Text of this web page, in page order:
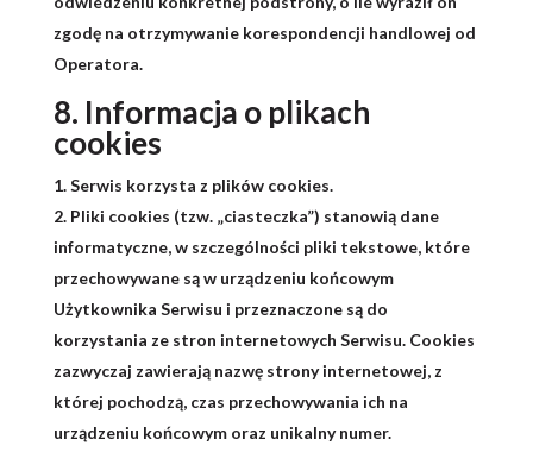
zgodę na otrzymywanie korespondencji handlowej od
Operatora.
8. Informacja o plikach
cookies
Serwis korzysta z plików cookies.
Pliki cookies (tzw. „ciasteczka”) stanowią dane
informatyczne, w szczególności pliki tekstowe, które
przechowywane są w urządzeniu końcowym
Użytkownika Serwisu i przeznaczone są do
korzystania ze stron internetowych Serwisu. Cookies
zazwyczaj zawierają nazwę strony internetowej, z
której pochodzą, czas przechowywania ich na
urządzeniu końcowym oraz unikalny numer.